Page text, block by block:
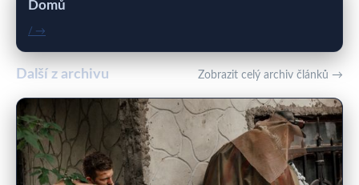
Domů
/ →
Další z archivu Zobrazit celý archiv článků →